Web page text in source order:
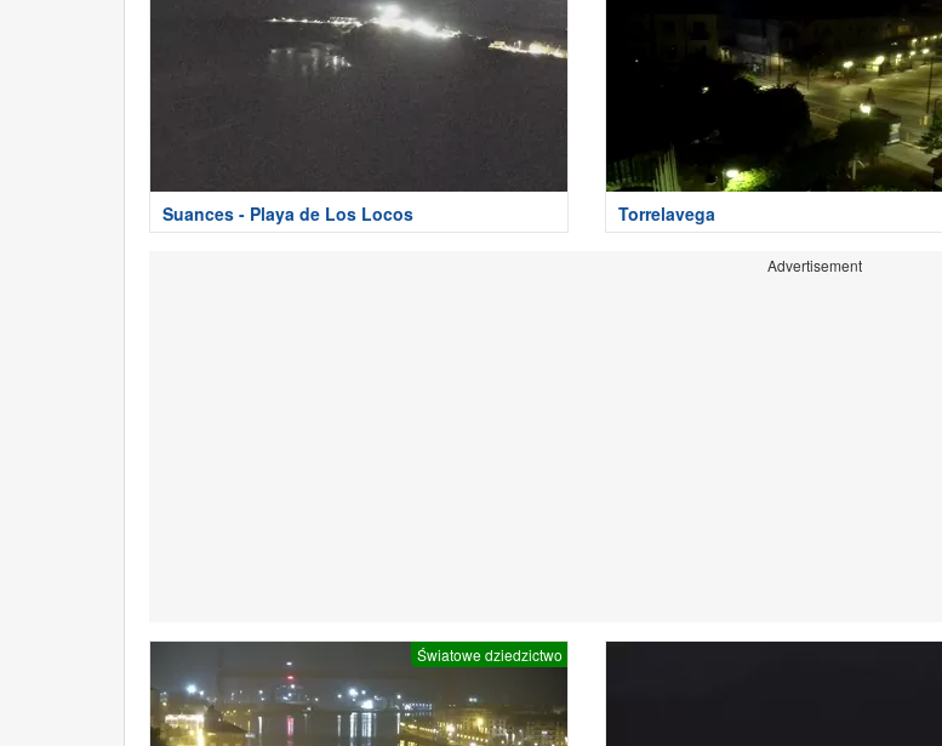
Suances - Playa de Los Locos Torrelavega
Advertisement
Światowe dziedzictwo